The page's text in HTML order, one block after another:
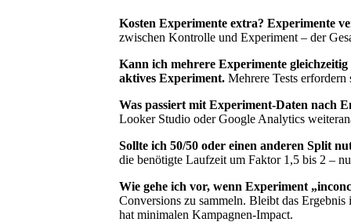
Kosten Experimente extra? Experimente
zwischen Kontrolle und Experiment – der
Kann ich mehrere Experimente
aktives Experiment. Mehrere Tests
Was passiert mit Experiment-Daten nach
Looker Studio oder Google Analytics
Sollte ich 50/50 oder einen anderen Split
die benötigte Laufzeit um Faktor 1,5 bis 2 –
Wie gehe ich vor, wenn Experiment
Conversions zu sammeln. Bleibt das
hat minimalen Kampagnen-Impact.